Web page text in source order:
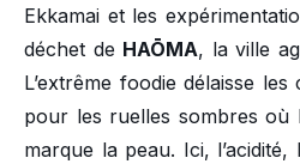
Ekkamai et les
déchet de HAŌMA, la ville
L’extrême foodie délaisse
pour les ruelles sombres où
marque la peau. Ici,